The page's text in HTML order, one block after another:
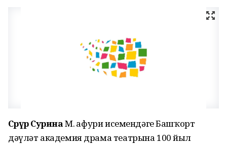
Сәрүәр СуринаМ. Ғафури исемендәге Башҡорт
дәүләт академия драма театрына 100 йыл